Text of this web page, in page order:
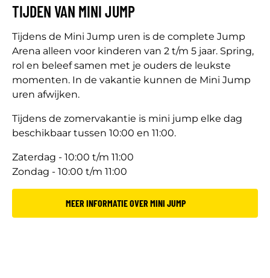
TIJDEN VAN MINI JUMP
Tijdens de Mini Jump uren is de complete Jump
Arena alleen voor kinderen van 2 t/m 5 jaar. Spring,
rol en beleef samen met je ouders de leukste
momenten. In de vakantie kunnen de Mini Jump
uren afwijken.
Tijdens de zomervakantie is mini jump elke dag
beschikbaar tussen 10:00 en 11:00.
Zaterdag - 10:00 t/m 11:00
Zondag - 10:00 t/m 11:00
MEER INFORMATIE OVER MINI JUMP